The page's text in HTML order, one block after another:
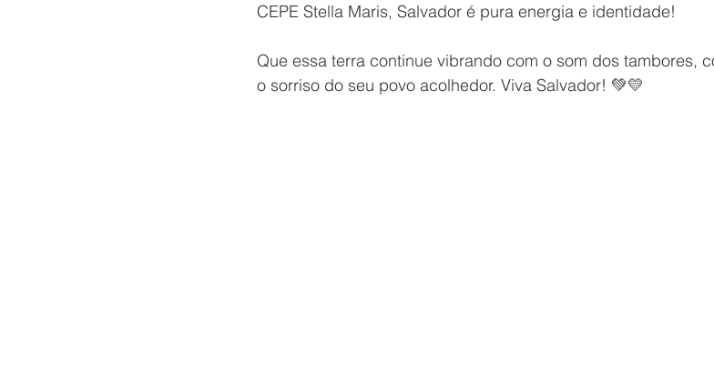
CEPE Stella Maris, Salvador é pura energia e identidade!
Que essa terra continue vibrando com o som dos tambores,
o sorriso do seu povo acolhedor. Viva Salvador! 💚💛